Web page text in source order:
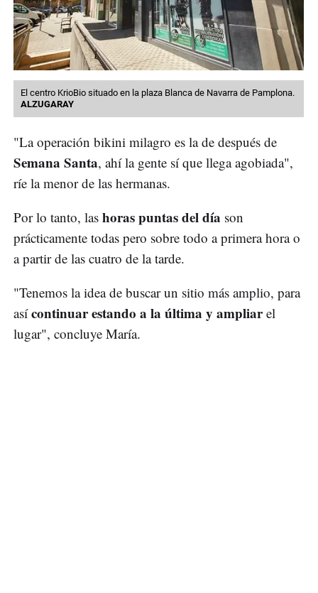
El centro KrioBio situado en la plaza Blanca de Navarra de Pamplona.
ALZUGARAY
"La operación bikini milagro es la de después de
Semana Santa, ahí la gente sí que llega agobiada",
ríe la menor de las hermanas.
Por lo tanto, las horas puntas del día son
prácticamente todas pero sobre todo a primera hora o
a partir de las cuatro de la tarde.
"Tenemos la idea de buscar un sitio más amplio, para
asícontinuar estando a la última y ampliarel
lugar", concluye María.